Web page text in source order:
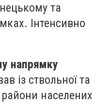
та
Інтенсивно
напрямку
із ствольної та
райони населених